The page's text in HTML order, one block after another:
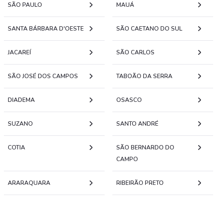
SÃO PAULO MAUÁ
SANTA BÁRBARA D'OESTE SÃO CAETANO DO SUL
JACAREÍ SÃO CARLOS
SÃO JOSÉ DOS CAMPOS TABOÃO DA SERRA
DIADEMA OSASCO
SUZANO SANTO ANDRÉ
COTIA
SÃO BERNARDO DO
CAMPO
ARARAQUARA RIBEIRÃO PRETO